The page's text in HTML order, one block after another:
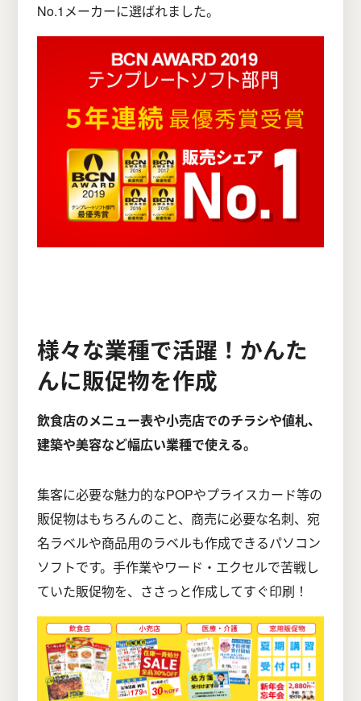
No.1メーカーに選ばれました。
様々な業種で活躍！かんた
んに販促物を作成
飲食店のメニュー表や小売店でのチラシや値札、
建築や美容など幅広い業種で使える。
集客に必要な魅力的なPOPやプライスカード等の
販促物はもちろんのこと、商売に必要な名刺、宛
名ラベルや商品用のラベルも作成できるパソコン
ソフトです。手作業やワード・エクセルで苦戦し
ていた販促物を、ささっと作成してすぐ印刷！